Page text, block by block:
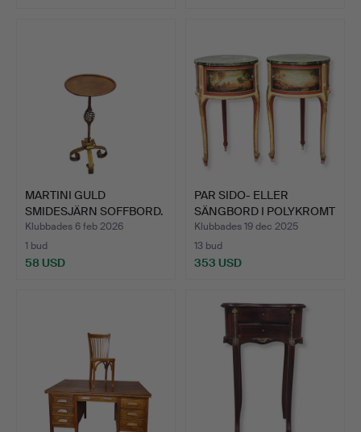
MARTINI GULD
SMIDESJÄRN SOFFBORD.
Klubbades 6 feb 2026
1 bud
58 USD
PAR SIDO- ELLER
SÄNGBORD I POLYKROMT
TRÄ. …
Klubbades 19 dec 2025
13 bud
353 USD